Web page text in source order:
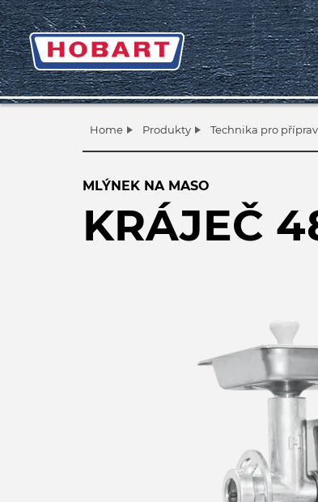
Home Produkty Technika pro
MLÝNEK NA MASO
KRÁJEČ